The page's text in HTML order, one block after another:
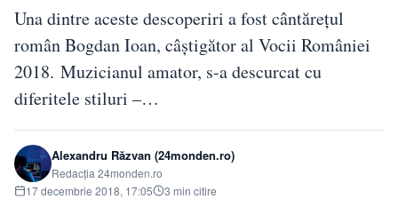
Una dintre aceste descoperiri a fost cântărețul
român Bogdan Ioan, câștigător al Vocii României
2018. Muzicianul amator, s-a descurcat cu
diferitele stiluri –…
Alexandru Răzvan (24monden.ro)
Redacția 24monden.ro
17 decembrie 2018, 17:05
3 min citire